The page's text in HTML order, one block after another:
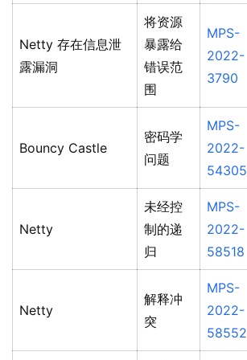
Netty 存在信息泄
露漏洞
将资源
暴露给
错误范
围
MPS-
2022-
3790
Bouncy Castle
密码学
问题
MPS-
2022-
54305
Netty
未经控
制的递
归
MPS-
2022-
58518
Netty
解释冲
突
MPS-
2022-
58552